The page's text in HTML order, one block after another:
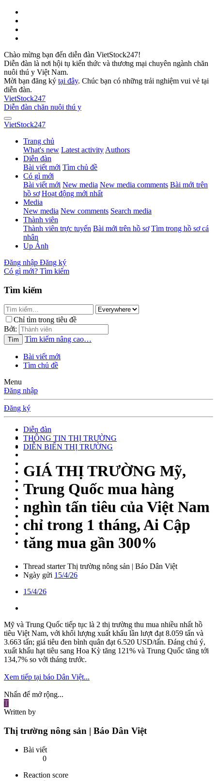
Chào mừng bạn đến diễn đàn VietStock247!
Diễn đàn là nơi hội tụ kiến thức và thương mại chuyên ngành chăn
nuôi thú y Việt Nam.
Mời bạn đăng ký tại đây. Chúc bạn có những trải nghiệm vui vẻ tại
diễn đàn.
VietStock247
Diễn đàn chăn nuôi thú y
VietStock247
Trang chủ
What's new Latest activity Authors
Diễn đàn
Bài viết mới Tìm chủ đề
Có gì mới
Bài viết mới New media New media comments Bài mới trên
hồ sơ Hoạt động mới nhất
Media
New media New comments Search media
Thành viên
Thành viên trực tuyến Bài mới trên hồ sơ Tìm trong hồ sơ cá
nhân
Up Ảnh
Đăng nhập Đăng ký
Có gì mới? Tìm kiếm
Tìm kiếm
Chỉ tìm trong tiêu đề
Bởi:
Tìm Tìm kiếm nâng cao…
Bài viết mới
Tìm chủ đề
Menu
Đăng nhập
Đăng ký
Diễn đàn
THÔNG TIN THỊ TRƯỜNG
DIỄN BIẾN THỊ TRƯỜNG
GIÁ THỊ TRƯỜNG Mỹ,
Trung Quốc mua hàng
nghìn tấn tiêu của Việt Nam
chỉ trong 1 tháng, Ai Cập
tăng mua gần 300%
Thread starter Thị trường nông sản | Báo Dân Việt
Ngày gửi 15/4/26
15/4/26
Mỹ và Trung Quốc tiếp tục là 2 thị trường thu mua nhiều nhất hồ
tiêu Việt Nam, với khối lượng xuất khẩu lần lượt đạt 8.059 tấn và
3.663 tấn; giá tiêu đen bình quân đạt 6.520 USD/tấn. Đáng chú ý,
xuất khẩu hạt tiêu sang Hoa Kỳ tăng 121% và Trung Quốc tăng tới
134,7% so với tháng trước.
Xem tiếp tại báo Dân Việt...
Nhấn để mở rộng...
T
Written by
Thị trường nông sản | Báo Dân Việt
Bài viết
0
Reaction score